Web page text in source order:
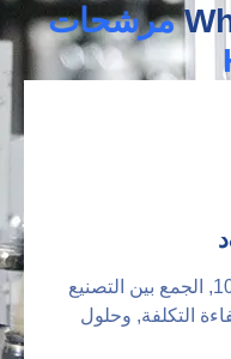
مرشحات
تجدد الهواء وتشغيل مصنع 10000㎡, الجمع بين التصنيع
التكلفة, وحلول